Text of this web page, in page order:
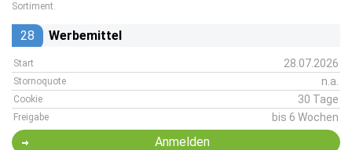
Sortiment.
28 Werbemittel
Start 28.07.2026
Stornoquote n.a.
Cookie 30 Tage
Freigabe bis 6 Wochen
Anmelden